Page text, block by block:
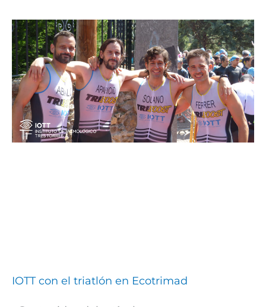
IOTT con el triatlón en Ecotrimad